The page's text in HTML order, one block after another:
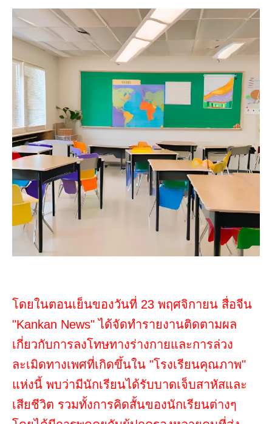
โดยในตอนเย็นของวันที่ 23 พฤศจิกายน สื่อจีน
"Kankan News" ได้จัดทำรายงานติดตามผล
เกี่ยวกับการลงโทษทางร่างกายและการล่วง
ละเมิดทางเพศที่เกิดขึ้นใน "โรงเรียนคุณภาพ"
แห่งนี้ พบว่ามีนักเรียนได้รับบาดเจ็บสาหัสและ
เสียชีวิต รวมทั้งการคิดสั้นของนักเรียนต่างๆ